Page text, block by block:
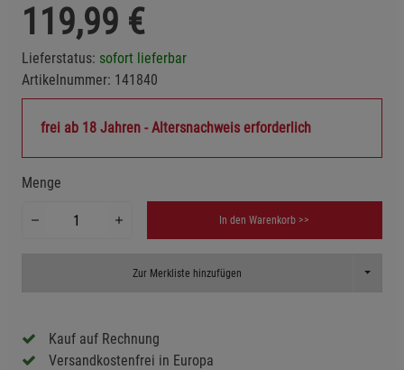
119,99 €
Lieferstatus: sofort lieferbar
Artikelnummer: 141840
frei ab 18 Jahren - Altersnachweis erforderlich
Menge
In den Warenkorb >>
Zur Merkliste hinzufügen Toggle
Kauf auf Rechnung
Versandkostenfrei in Europa